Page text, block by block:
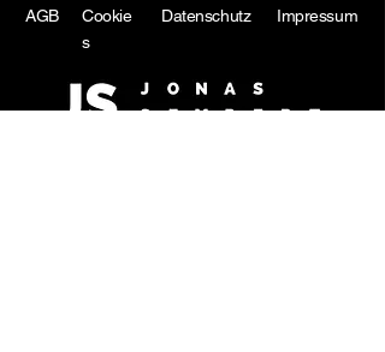
AGB
Cookie
s
Datenschutz Impressum